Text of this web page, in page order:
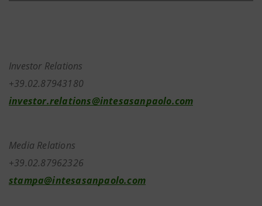
Investor Relations
+39.02.87943180
investor.relations@intesasanpaolo.com
Media Relations
+39.02.87962326
stampa@intesasanpaolo.com